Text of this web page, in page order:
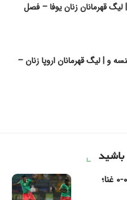
قهرمانان زنان یوفا – فصل
و | لیگ قهرمانان اروپا زنان –
جام ملت های آفریقا ۲۰۱۹ ؛ کامرون ۰-۰ غنا؛